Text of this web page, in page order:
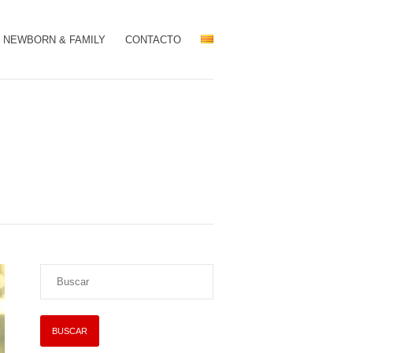
NEWBORN & FAMILY CONTACTO